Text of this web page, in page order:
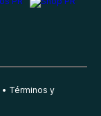
Términos y